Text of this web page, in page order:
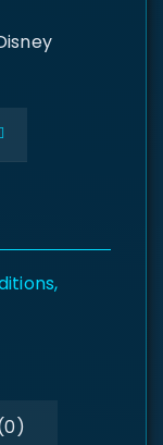
,